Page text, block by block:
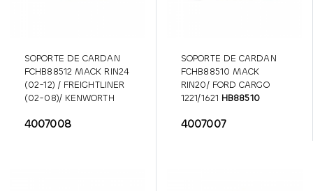
SOPORTE DE CARDAN
FCHB88512 MACK RIN24
(02-12) / FREIGHTLINER
(02-08)/ KENWORTH
4007008
SOPORTE DE CARDAN
FCHB88510 MACK
RIN20/ FORD CARGO
1221/1621 HB88510
4007007